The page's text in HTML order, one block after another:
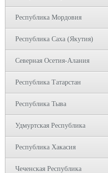
Республика Мордовия
Республика Саха (Якутия)
Северная Осетия-Алания
Республика Татарстан
Республика Тыва
Удмуртская Республика
Республика Хакасия
Чеченская Республика